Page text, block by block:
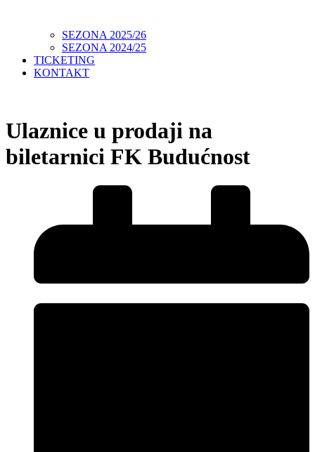
SEZONA 2025/26
SEZONA 2024/25
TICKETING
KONTAKT
Ulaznice u prodaji na
biletarnici FK Budućnost